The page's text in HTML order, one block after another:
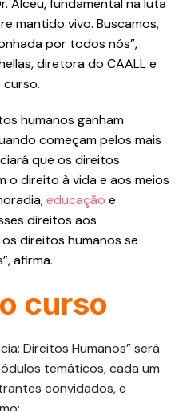
Alceu, fundamental na luta
mantido vivo. Buscamos,
por todos nós”,
diretora do CAALL e
humanos ganham
começam pelos mais
que os direitos
o direito à vida e aos meios
educação e
direitos aos
direitos humanos se
afirma.
curso
Direitos Humanos” será
temáticos, cada um
convidados, e